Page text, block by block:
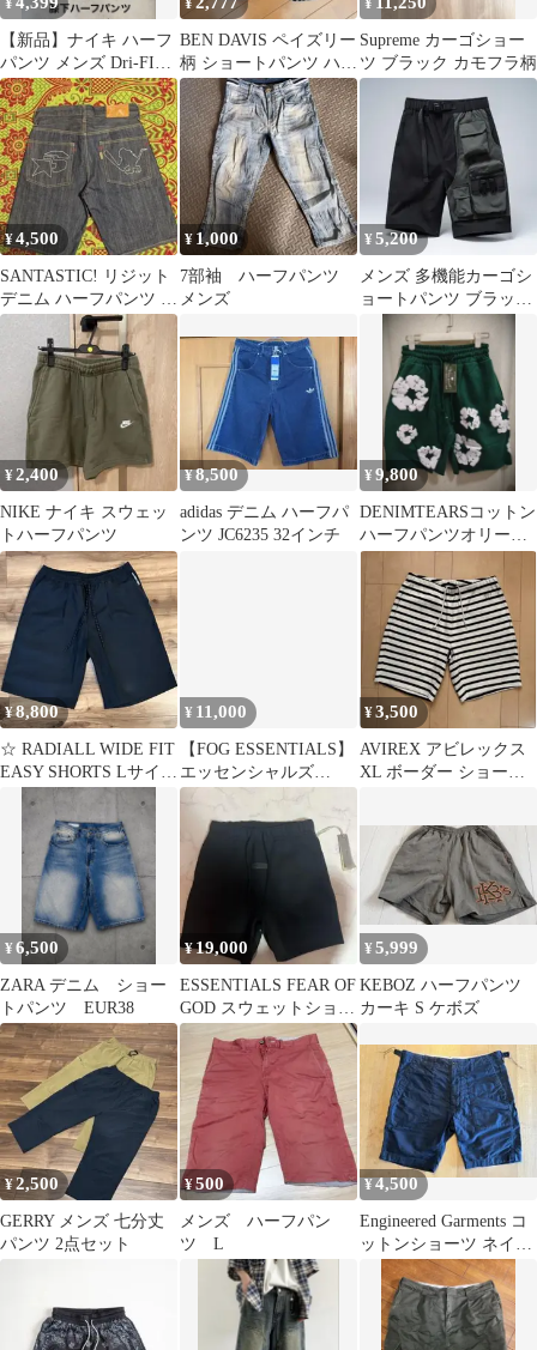
¥
【新品】ナイキ ハーフ
パンツ メンズ Dri-FIT
CZ7398 黒 2XL
¥
BEN DAVIS ペイズリー
柄 ショートパンツ ハー
フパンツ
¥
Supreme カーゴショー
ツ ブラック カモフラ柄
¥4,500
SANTASTIC! リジット
デニム ハーフパンツ バ
ギー Lサイズ
¥ 1,000
7部袖 ハーフパンツ
メンズ
¥5,200
メンズ 多機能カーゴシ
ョートパンツ ブラック
アウトドア
¥2,400
NIKE ナイキ スウェッ
トハーフパンツ
¥8,500
adidas デニム ハーフパ
ンツ JC6235 32インチ
¥9,800
DENIMTEARSコットン
ハーフパンツオリーブ
M正規品美品即日発送
¥8,800
☆ RADIALL WIDE FIT
EASY SHORTS Lサイズ
¥ 11,000
【FOG ESSENTIALS】
エッセンシャルズ
FRONT LOGO ハーフ
パンツ【訳あり】
¥3,500
AVIREX アビレックス
XL ボーダー ショート
¥6,500
ZARA デニム ショー
トパンツ EUR38
¥19,000
ESSENTIALS FEAR OF
GOD スウェットショー
ツ ブラック
¥5,999
KEBOZ ハーフパンツ
カーキ S ケボズ
¥2,500
GERRY メンズ 七分丈
パンツ 2点セット
¥500
メンズ ハーフパン
ツ L
¥4,500
Engineered Garments コ
ットンショーツ ネイビ
ー M お値下げ